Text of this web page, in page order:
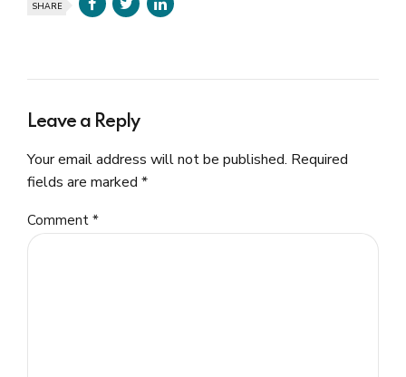
SHARE
Leave a Reply
Your email address will not be published. Required
fields are marked *
Comment *